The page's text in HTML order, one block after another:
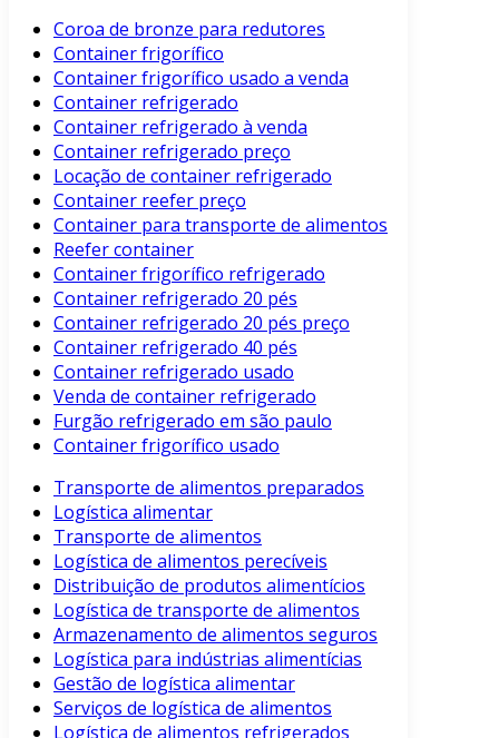
Coroa de bronze para redutores
Container frigorífico
Container frigorífico usado a venda
Container refrigerado
Container refrigerado à venda
Container refrigerado preço
Locação de container refrigerado
Container reefer preço
Container para transporte de alimentos
Reefer container
Container frigorífico refrigerado
Container refrigerado 20 pés
Container refrigerado 20 pés preço
Container refrigerado 40 pés
Container refrigerado usado
Venda de container refrigerado
Furgão refrigerado em são paulo
Container frigorífico usado
Transporte de alimentos preparados
Logística alimentar
Transporte de alimentos
Logística de alimentos perecíveis
Distribuição de produtos alimentícios
Logística de transporte de alimentos
Armazenamento de alimentos seguros
Logística para indústrias alimentícias
Gestão de logística alimentar
Serviços de logística de alimentos
Logística de alimentos refrigerados